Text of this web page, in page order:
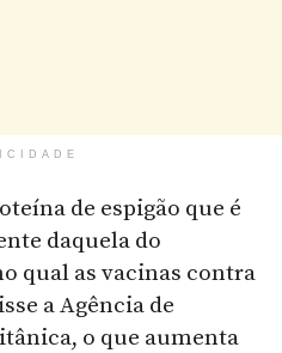
de espigão que é
daquela do
qual as vacinas contra
a Agência de
o que aumenta